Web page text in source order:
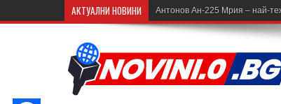
АКТУАЛНИ НОВИНИ Антонов Ан-225 Мрия – най-